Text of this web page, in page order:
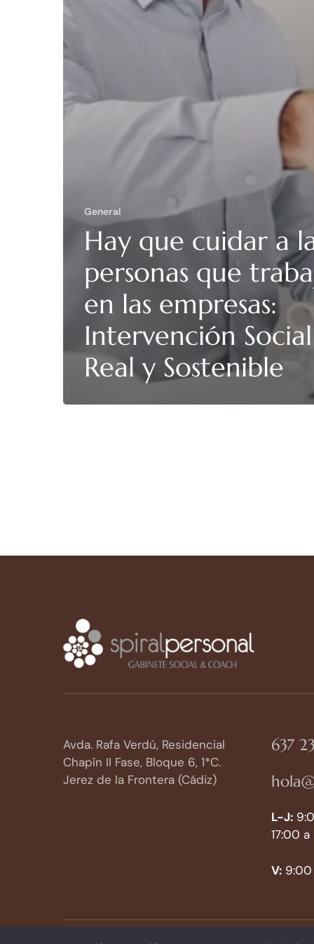
General
Hay que cuidar a
personas que
en las empresas:
Intervención Social
Real y Sostenible
Avda. Rafa Verdú, Residencial
Chapín II Fase, Bloque 6, 1*C.
Jerez de la Frontera (Cádiz)
637
L-J:
17:00
V: 9:00
© 2026 Spiral Personal. Todos los derechos reservados.